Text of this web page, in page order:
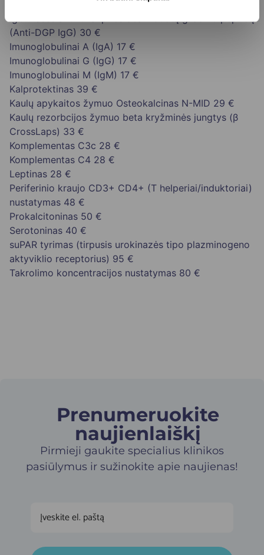
IgG klasės antikūnai prieš deamiduotą gliadino peptidą
(Anti-DGP IgG) 30 €
Imunoglobulinai A (IgA) 17 €
Imunoglobulinai G (IgG) 17 €
Imunoglobulinai M (IgM) 17 €
Kalprotektinas 39 €
Kaulų apykaitos žymuo Osteokalcinas N-MID 29 €
Kaulų rezorbcijos žymuo beta kryžminės jungtys (β
CrossLaps) 33 €
Komplementas C3c 28 €
Komplementas C4 28 €
Leptinas 28 €
Periferinio kraujo CD3+ CD4+ (T helperiai/induktoriai)
nustatymas 48 €
Prokalcitoninas 50 €
Serotoninas 40 €
suPAR tyrimas (tirpusis urokinazės tipo plazminogeno
aktyviklio receptorius) 95 €
Takrolimo koncentracijos nustatymas 80 €
Prenumeruokite
naujienlaiškį​
Pirmieji gaukite specialius klinikos
pasiūlymus ir sužinokite apie naujienas!